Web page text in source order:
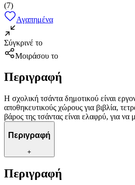
(7)
Αγαπημένα
Σύγκρινέ το
Μοιράσου το
Περιγραφή
Η σχολική τσάντα δημοτικού είναι
αποθηκευτικούς χώρους για βιβλία,
βάρος της τσάντας είναι ελαφρύ, για
Περιγραφή
+
Περιγραφή